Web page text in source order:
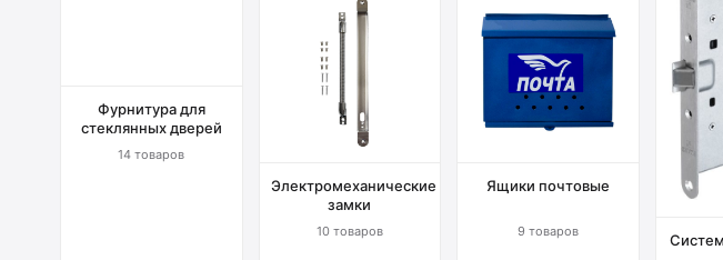
Фурнитура для
стеклянных дверей
14 товаров
Электромеханические
замки
10 товаров
Ящики почтовые
9 товаров